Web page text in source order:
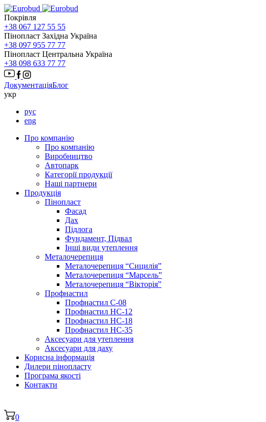
Покрівля
+38 067 127 55 55
Пінопласт Західна Україна
+38 097 955 77 77
Пінопласт Центральна Україна
+38 098 633 77 77
ДокументаціяБлог
укр
рус
eng
Про компанію
Про компанію
Виробництво
Автопарк
Категорії продукції
Наші партнери
Продукція
Пінопласт
Фасад
Дах
Підлога
Фундамент, Підвал
Інші види утеплення
Металочерепиця
Металочерепиця “Сицилія”
Металочерепиця “Марсель”
Металочерепиця “Вікторія”
Профнастил
Профнастил С-08
Профнастил НС-12
Профнастил НС-18
Профнастил НС-35
Аксесуари для утеплення
Аксесуари для даху
Корисна інформація
Дилери пінопласту
Програма якості
Контакти
0